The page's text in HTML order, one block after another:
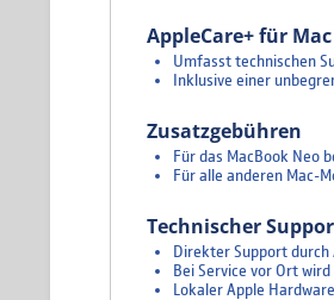
AppleCare+ für Mac
Umfasst technischen
Inklusive einer
Zusatzgebühren
Für das MacBook Neo
Für alle anderen Mac-
Technischer
Direkter Support durch
Bei Service vor Ort
Lokaler Apple